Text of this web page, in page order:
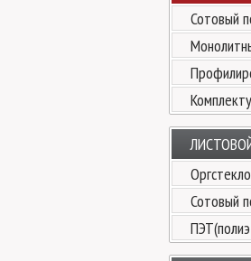
Сотовый
Оргстекло
Сотовый